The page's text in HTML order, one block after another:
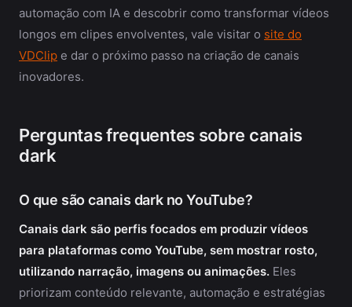
automação com IA e descobrir como transformar vídeos
longos em clipes envolventes, vale visitar o site do
VDClip e dar o próximo passo na criação de canais
inovadores.
Perguntas frequentes sobre canais
dark
O que são canais dark no YouTube?
Canais dark são perfis focados em produzir vídeos
para plataformas como YouTube, sem mostrar rosto,
utilizando narração, imagens ou animações. Eles
priorizam conteúdo relevante, automação e estratégias